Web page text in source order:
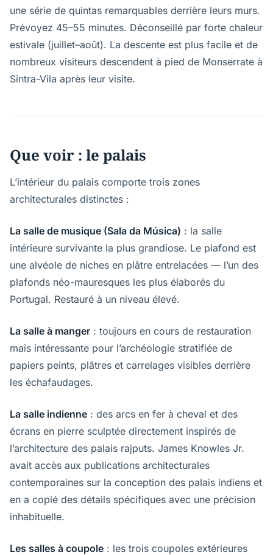
une série de quintas remarquables derrière leurs murs.
Prévoyez 45–55 minutes. Déconseillé par forte chaleur
estivale (juillet–août). La descente est plus facile et de
nombreux visiteurs descendent à pied de Monserrate à
Sintra-Vila après leur visite.
Que voir : le palais
L’intérieur du palais comporte trois zones
architecturales distinctes :
La salle de musique (Sala da Música) : la salle
intérieure survivante la plus grandiose. Le plafond est
une alvéole de niches en plâtre entrelacées — l’un des
plafonds néo-mauresques les plus élaborés du
Portugal. Restauré à un niveau élevé.
La salle à manger : toujours en cours de restauration
mais intéressante pour l’archéologie stratifiée de
papiers peints, plâtres et carrelages visibles derrière
les échafaudages.
La salle indienne : des arcs en fer à cheval et des
écrans en pierre sculptée directement inspirés de
l’architecture des palais rajputs. James Knowles Jr.
avait accès aux publications architecturales
contemporaines sur la conception des palais indiens et
en a copié des détails spécifiques avec une précision
inhabituelle.
Les salles à coupole : les trois coupoles extérieures